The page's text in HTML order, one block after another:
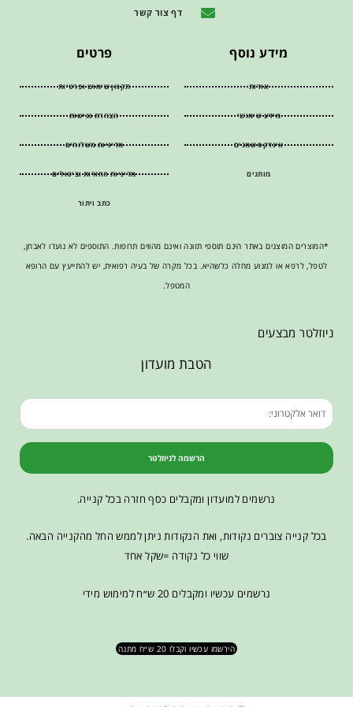
דף צור קשר
מידע נוסף
אודות
מידע שימושי
אינדקס שמנים
מותגים
פרטים
תקנון שימוש ופרטיות
הצהרת נגישות
מדיניות משלוחים
מדיניות החזרות וביטולים
כתב ויתור
*המוצרים המוצגים באתר הינם תוספי תזונה ואינם מהווים תרופות. התוספים לא נועדו לאבחן,
לטפל, לרפא או למנוע מחלה כלשהיא. בכל מקרה של בעיה רפואית, יש להתייעץ עם הרופא
המטפל.
ניוזלטר מבצעים
הטבת מועדון
הרשמה לניוזלטר
נרשמים למועדון ומקבלים כסף חזרה בכל קנייה.
בכל קנייה צוברים נקודות, ואת הנקודות ניתן לממש החל מהקנייה הבאה.
שווי כל נקודה =שקל אחד
נרשמים עכשיו ומקבלים 20 ש״ח למימוש מידי
הירשמו עכשיו וקבלו 20 ש״ח מתנה